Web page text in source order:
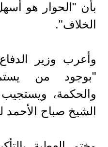
بأن "الحوار هو
الخلاف".
وأعرب وزير
"بوجود من
والحكمة،
الشيخ صباح الأحمد